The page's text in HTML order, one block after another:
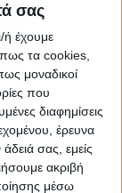
σας
ή έχουμε
τα cookies,
μοναδικοί
που
διαφημίσεις
έρευνα
σας, εμείς
ακριβή
μέσω